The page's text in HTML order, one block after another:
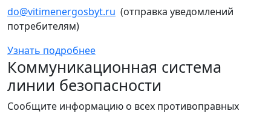
do@vitimenergosbyt.ru (отправка уведомлений
потребителям)
Узнать подробнее
Коммуникационная система
линии безопасности
Сообщите информацию о всех противоправных